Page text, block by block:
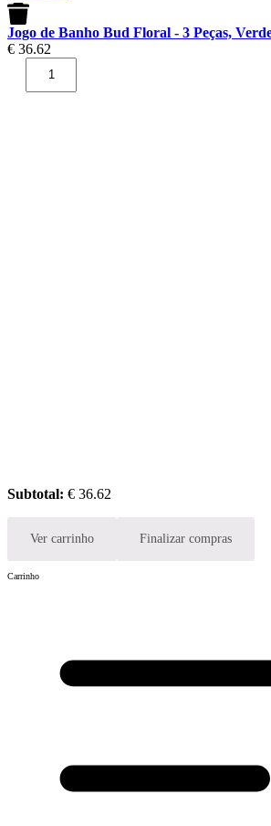
Jogo de Banho Bud Floral - 3 Peças,
€ 36.62
Subtotal: € 36.62
Ver carrinho Finalizar compras
Carrinho